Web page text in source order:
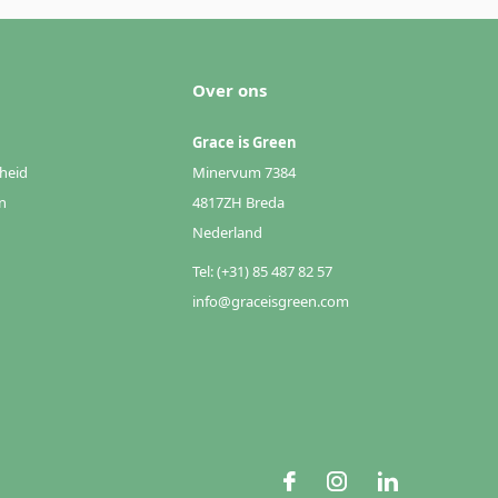
Over ons
Grace is Green
Minervum 7384
4817ZH Breda
Nederland
Tel: (+31) 85 487 82 57
info@graceisgreen.com